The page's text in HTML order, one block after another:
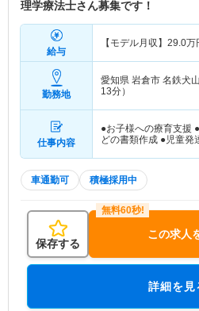
理学療法士さん募集です！
給与
【モデル月収】 29.0万
勤務地
愛知県 岩倉市 名鉄犬
13分）
仕事内容
●お子様への療育支援
どの書類作成 ●児童発
車通勤可 積極採用中
保存する
この求人
詳細を見